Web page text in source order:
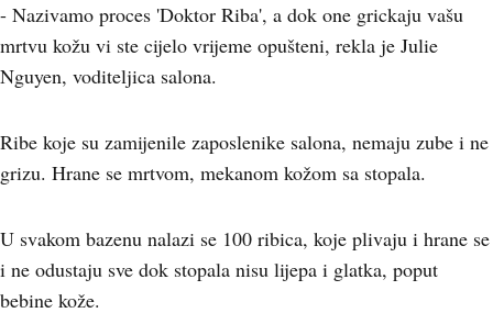
- Nazivamo proces 'Doktor Riba', a dok one grickaju vašu
mrtvu kožu vi ste cijelo vrijeme opušteni, rekla je Julie
Nguyen, voditeljica salona.
Ribe koje su zamijenile zaposlenike salona, nemaju zube i ne
grizu. Hrane se mrtvom, mekanom kožom sa stopala.
U svakom bazenu nalazi se 100 ribica, koje plivaju i hrane se
i ne odustaju sve dok stopala nisu lijepa i glatka, poput
bebine kože.